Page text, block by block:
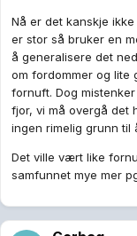
Nå er det kanskje
er stor så bruker en
å generalisere det
om fordommer og lite
fornuft. Dog
fjor, vi må overgå det
ingen rimelig grunn til
Det ville vært like
samfunnet mye mer